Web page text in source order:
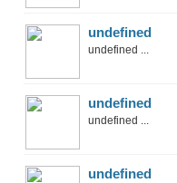
undefined
undefined ...
undefined
undefined ...
undefined